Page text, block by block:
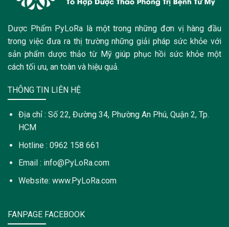
Dược Phẩm PyLoRa là một trong những đơn vị hàng đầu
trong việc đưa ra thị trường những giải pháp sức khỏe với
sản phẩm dược thảo từ Mỹ giúp phục hồi sức khỏe một
cách tối ưu, an toàn và hiệu quả.
THÔNG TIN LIÊN HỆ
Địa chỉ : Số 22, Đường 34, Phường An Phú, Quận 2, Tp.
HCM
Hotline : 0962 158 661
Email : info@PyLoRa.com
Website: www.PyLoRa.com
FANPAGE FACEBOOK